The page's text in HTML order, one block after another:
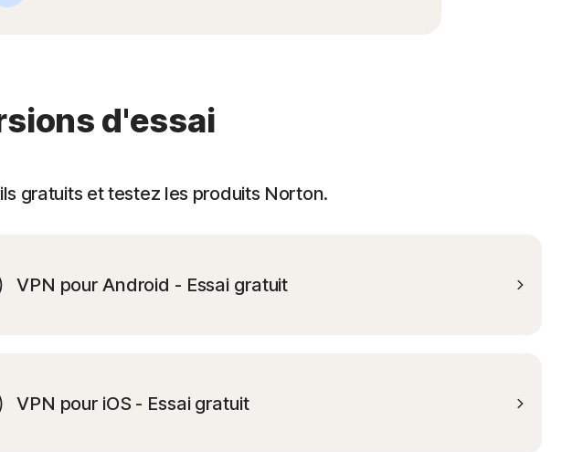
d'essai
gratuits et testez les produits Norton.
VPN pour Android - Essai gratuit
VPN pour iOS - Essai gratuit